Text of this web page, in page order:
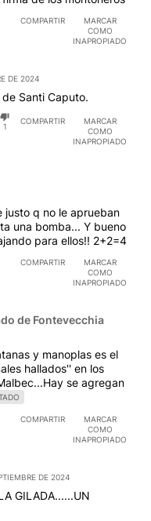
COMPARTIR
MARCAR
COMO
INAPROPIADO
DE 2024
Santi Caputo.
1
COMPARTIR
MARCAR
COMO
INAPROPIADO
justo q no le aprueban
una bomba... Y bueno
para ellos!! 2+2=4
COMPARTIR
MARCAR
COMO
INAPROPIADO
de Fontevecchia
y manoplas es el
hallados'' en los
se agregan
COMPARTIR
MARCAR
COMO
INAPROPIADO
DE 2024
GILADA......UN